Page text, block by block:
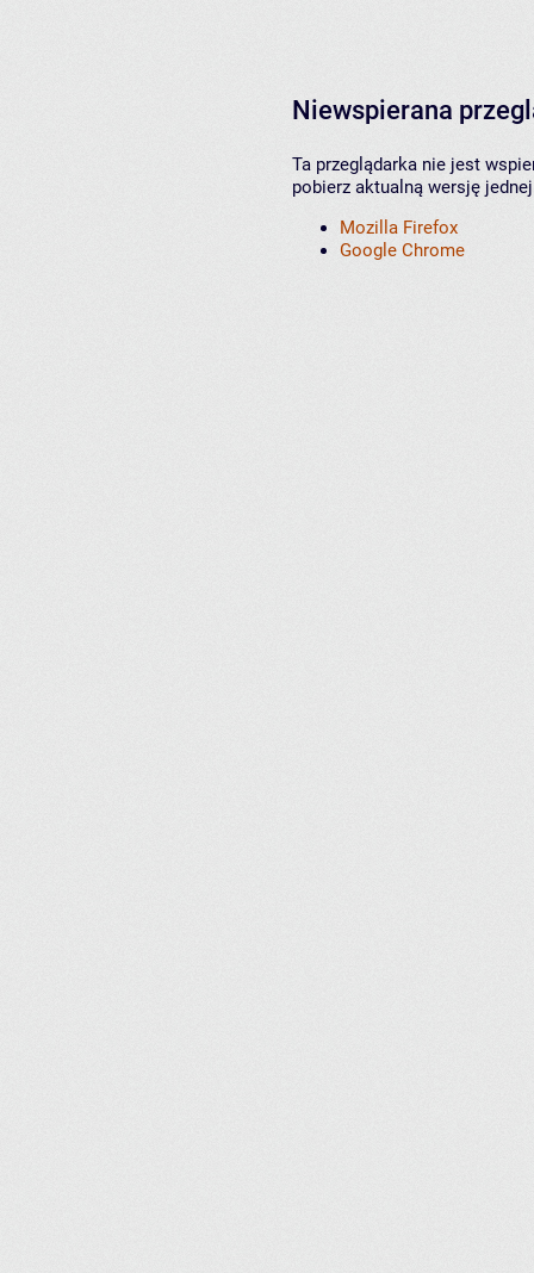
Niewspierana
Ta przeglądarka nie jest
pobierz aktualną wersję
Mozilla Firefox
Google Chrome